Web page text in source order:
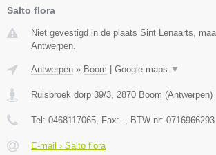
Salto flora
Niet gevestigd in de plaats Sint Lenaarts,
Antwerpen.
Antwerpen » Boom | Google maps ▼
Ruisbroek dorp 39/3 2870 Boom (Antwerpen)
Tel: 0468117065 , Fax: - , BTW-nr: 0716966293
E-mail › Salto flora